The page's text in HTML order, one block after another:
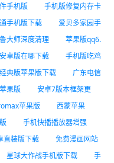
手机版
手机版修复内存卡
手机版下载
爱贝多家园手
大师深度清理
苹果版qq6.
卓版在哪下载
手机版吃鸡
典版苹果版下载
广东电信
果版
安卓7版本框架更
苹果版
西蒙苹果
手机快播播放器增强
直装版下载
免费漫画网站
星球大作战手机版下载
手